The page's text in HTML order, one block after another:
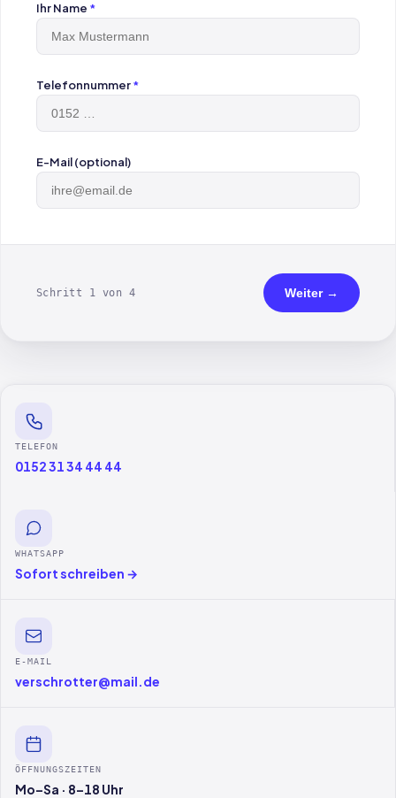
Ihr Name *
Telefonnummer*
E-Mail (optional)
Schritt 1 von 4 Weiter →
TELEFON
0152 31 34 44 44
WHATSAPP
Sofort schreiben →
E-MAIL
verschrotter@mail.de
ÖFFNUNGSZEITEN
Mo–Sa · 8–18 Uhr